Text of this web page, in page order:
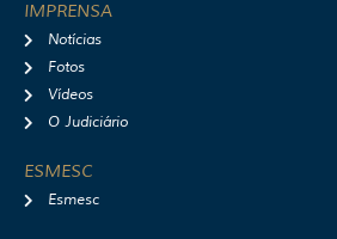
IMPRENSA
Notícias
Fotos
Vídeos
O Judiciário
ESMESC
Esmesc